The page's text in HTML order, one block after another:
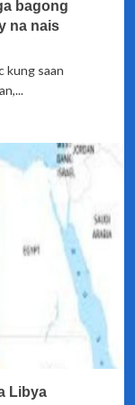
bagong
na nais
kung saan
Libya